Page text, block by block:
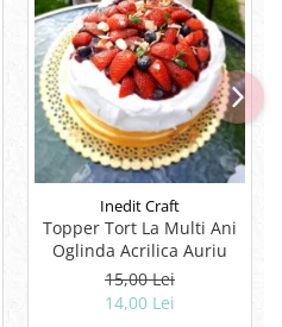
Inedit Craft
Topper Tort La Multi Ani
Oglinda Acrilica Auriu
15,00 Lei
14,00 Lei